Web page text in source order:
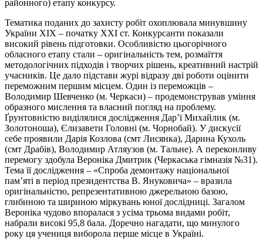
районного) етапу конкурсу.
Тематика поданих до захисту робіт охоплювала минувшину
України ХІХ – початку XXI ст. Конкурсанти показали
високий рівень підготовки. Особливістю цьогорічного
обласного етапу стали – оригінальність тем, розмаїття
методологічних підходів і творчих рішень, креативний настрій
учасників. Це дало підстави журі відразу дві роботи оцінити
переможним першим місцем. Один із переможців –
Володимир Шевченко (м. Черкаси) – продемонстрував уміння
образного мислення та власний погляд на проблему.
Ґрунтовністю виділялися дослідження Дар’ї Михайлик (м.
Золотоноша), Єлизавети Головні (м. Чорнобай). У дискусії
себе проявили Дарія Козлова (смт Лисянка), Дарина Кухоль
(смт Драбів), Володимир Атляузов (м. Тальне). А переконливу
перемогу здобула Вероніка Дмитрик (Черкаська гімназія №31).
Тема її дослідження – «Спроба демонтажу національної
пам’яті в період президентства В. Януковича» – вразила
оригінальністю, репрезентативною джерельною базою,
глибиною та шириною міркувань юної дослідниці. Загалом
Вероніка чудово впоралася з усіма трьома видами робіт,
набрали високі 95,8 бала. Доречно нагадати, що минулого
року ця учениця виборола перше місце в Україні.